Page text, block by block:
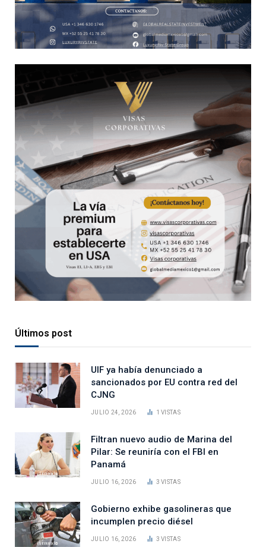
Últimos post
UIF ya había denunciado a
sancionados por EU contra red del
CJNG
JULIO 24, 2026 1VISTAS
Filtran nuevo audio de Marina del
Pilar: Se reuniría con el FBI en
Panamá
JULIO 16, 2026 3VISTAS
Gobierno exhibe gasolineras que
incumplen precio diésel
JULIO 16, 2026 3VISTAS